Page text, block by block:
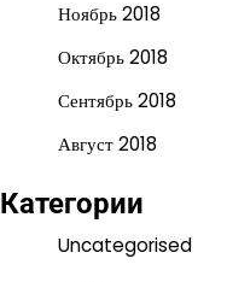
Ноябрь 2018
Октябрь 2018
Сентябрь 2018
Август 2018
Категории
Uncategorised